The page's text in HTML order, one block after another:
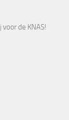
de KNAS!